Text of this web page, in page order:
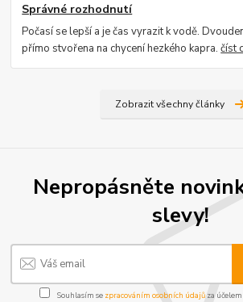
Správné rozhodnutí
Počasí se lepší a je čas vyrazit k vodě.
přímo stvořena na chycení hezkého kapra.číst
Zobrazit všechny články
Nepropásněte
slevy!
Souhlasím se zpracováním osobních údajůza